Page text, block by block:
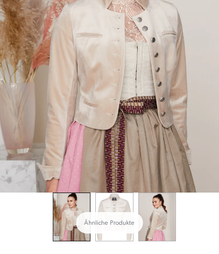
Ähnliche Produkte